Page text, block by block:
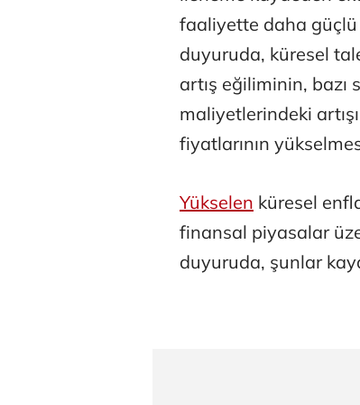
faaliyette daha
duyuruda, küresel
artış eğiliminin, bazı
maliyetlerindeki
fiyatlarının
Yükselen küresel
finansal piyasalar
duyuruda, şunlar